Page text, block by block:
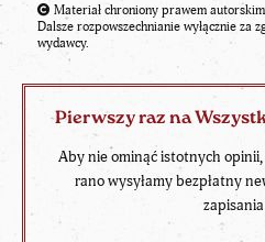
Materiał chroniony prawem
Dalsze rozpowszechnianie wyłącznie za
wydawcy.
Pierwszy raz na
Aby nie ominąć istotnych
rano wysyłamy bezpłatny